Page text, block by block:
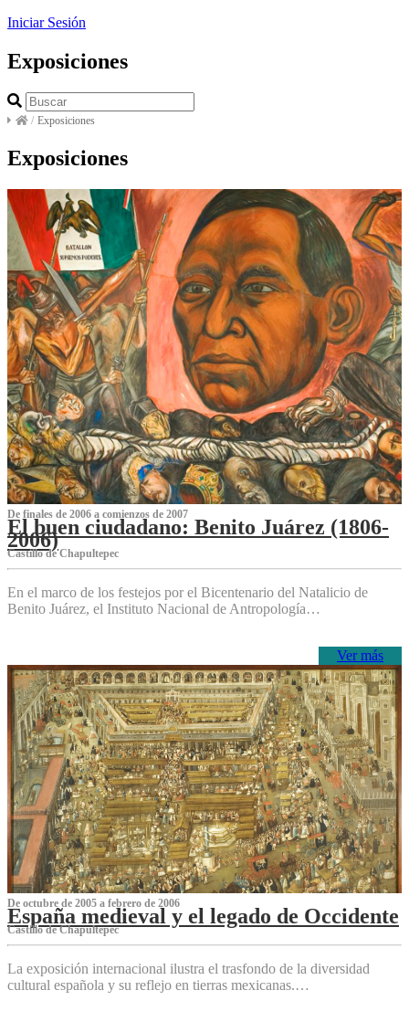
Iniciar Sesión
Exposiciones
/ Exposiciones
Exposiciones
De finales de 2006 a comienzos de 2007
El buen ciudadano: Benito Juárez (1806-
2006)
Castillo de Chapultepec
En el marco de los festejos por el Bicentenario del Natalicio de
Benito Juárez, el Instituto Nacional de Antropología…
Ver más
De octubre de 2005 a febrero de 2006
España medieval y el legado de Occidente
Castillo de Chapultepec
La exposición internacional ilustra el trasfondo de la diversidad
cultural española y su reflejo en tierras mexicanas.…